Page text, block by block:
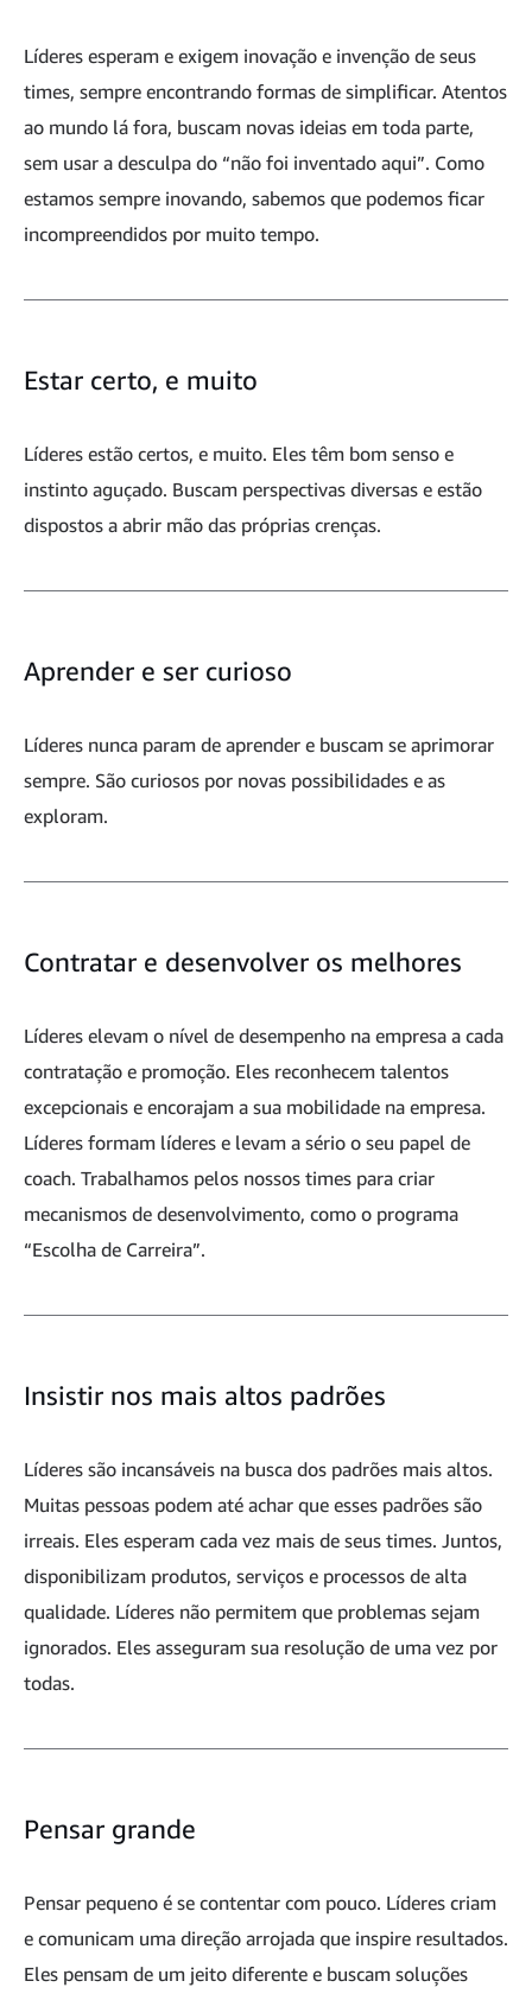
Líderes esperam e exigem inovação e invenção de seus
times, sempre encontrando formas de simplificar. Atentos
ao mundo lá fora, buscam novas ideias em toda parte,
sem usar a desculpa do “não foi inventado aqui”. Como
estamos sempre inovando, sabemos que podemos ficar
incompreendidos por muito tempo.
Estar certo, e muito
Líderes estão certos, e muito. Eles têm bom senso e
instinto aguçado. Buscam perspectivas diversas e estão
dispostos a abrir mão das próprias crenças.
Aprender e ser curioso
Líderes nunca param de aprender e buscam se aprimorar
sempre. São curiosos por novas possibilidades e as
exploram.
Contratar e desenvolver os melhores
Líderes elevam o nível de desempenho na empresa a cada
contratação e promoção. Eles reconhecem talentos
excepcionais e encorajam a sua mobilidade na empresa.
Líderes formam líderes e levam a sério o seu papel de
coach. Trabalhamos pelos nossos times para criar
mecanismos de desenvolvimento, como o programa
“Escolha de Carreira”.
Insistir nos mais altos padrões
Líderes são incansáveis na busca dos padrões mais altos.
Muitas pessoas podem até achar que esses padrões são
irreais. Eles esperam cada vez mais de seus times. Juntos,
disponibilizam produtos, serviços e processos de alta
qualidade. Líderes não permitem que problemas sejam
ignorados. Eles asseguram sua resolução de uma vez por
todas.
Pensar grande
Pensar pequeno é se contentar com pouco. Líderes criam
e comunicam uma direção arrojada que inspire resultados.
Eles pensam de um jeito diferente e buscam soluções